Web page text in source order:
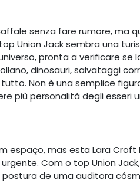
senza fare rumore, ma
Union Jack sembra una
pronta a verificare
dinosauri, salvataggi
Non è una semplice
più personalità degli esseri
espaço, mas esta Lara
Com o top Union
de uma auditora